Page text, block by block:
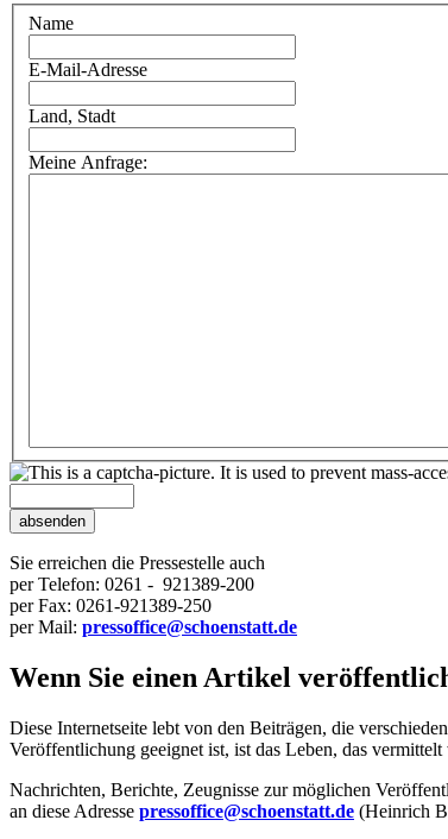
Name
E-Mail-Adresse
Land, Stadt
Meine Anfrage:
Sie erreichen die Pressestelle auch
per Telefon: 0261 - 921389-200
per Fax: 0261-921389-250
per Mail: pressoffice@schoenstatt.de
Wenn Sie einen Artikel
Diese Internetseite lebt von den Beiträgen, die
Veröffentlichung geeignet ist, ist das Leben, das
Nachrichten, Berichte, Zeugnisse zur möglichen
an diese Adresse pressoffice@schoenstatt.de (Heinrich